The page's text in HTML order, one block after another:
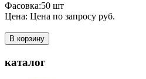
Фасовка:50 шт
Цена: Цена по запросу руб.
В корзину
каталог